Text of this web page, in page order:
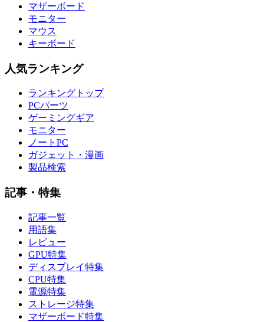
マザーボード
モニター
マウス
キーボード
人気ランキング
ランキングトップ
PCパーツ
ゲーミングギア
モニター
ノートPC
ガジェット・漫画
製品検索
記事・特集
記事一覧
用語集
レビュー
GPU特集
ディスプレイ特集
CPU特集
電源特集
ストレージ特集
マザーボード特集